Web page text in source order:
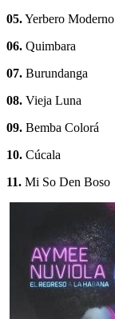
05.Yerbero Moderno
06. Quimbara
07. Burundanga
08. Vieja Luna
09. Bemba Colorá
10. Cúcala
11. Mi So Den Boso